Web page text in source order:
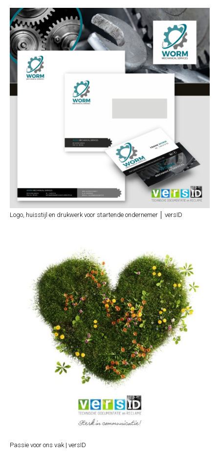
Logo, huisstijl en drukwerk voor startende ondernemer │ versID
Passie voor ons vak | versID